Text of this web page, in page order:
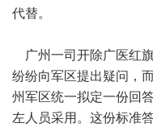
代替。
广州一司开除广医红
纷纷向军区提出疑问，
州军区统一拟定一份回
左人员采用。这份标准